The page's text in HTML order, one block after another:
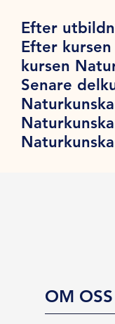
Efter
Efter
kursen
Senare
OM OSS